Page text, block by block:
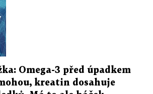
Omega-3 před úpadkem
kreatin dosahuje